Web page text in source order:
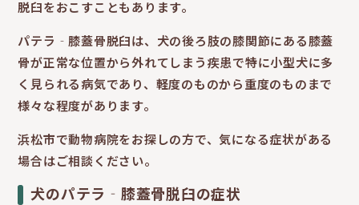
脱臼をおこすこともあります。
パテラ‐膝蓋骨脱臼は、犬の後ろ肢の膝関節にある膝蓋
骨が正常な位置から外れてしまう疾患で特に小型犬に多
く見られる病気であり、軽度のものから重度のものまで
様々な程度があります。
浜松市で動物病院をお探しの方で、気になる症状がある
場合はご相談ください。
犬のパテラ‐膝蓋骨脱臼の症状